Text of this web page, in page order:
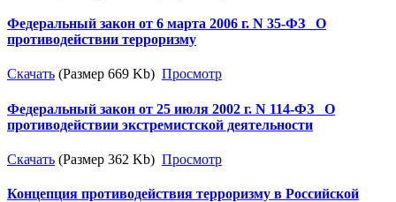
Федеральный закон от 6 марта 2006 г. N 35-ФЗ _О
противодействии терроризму
Скачать (Размер 669 Kb) Просмотр
Федеральный закон от 25 июля 2002 г. N 114-ФЗ _О
противодействии экстремистской деятельности
Скачать (Размер 362 Kb) Просмотр
Концепция противодействия терроризму в Российской